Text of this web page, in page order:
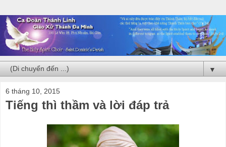
▼
6 tháng 10, 2015
Tiếng thì thầm và lời đáp trả